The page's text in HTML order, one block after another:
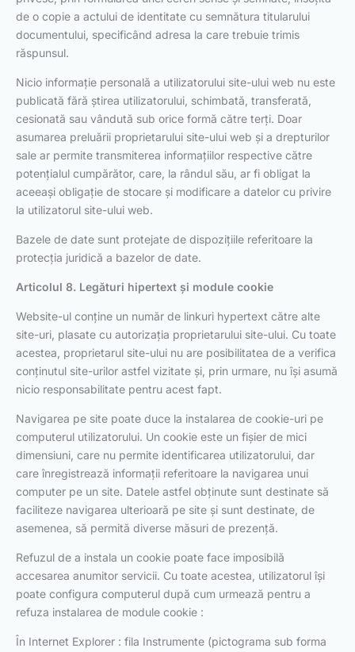
de o copie a actului de identitate cu semnătura titularului
documentului, specificând adresa la care trebuie trimis
răspunsul.
Nicio informație personală a utilizatorului site-ului web nu este
publicată fără știrea utilizatorului, schimbată, transferată,
cesionată sau vândută sub orice formă către terți. Doar
asumarea preluării proprietarului site-ului web și a drepturilor
sale ar permite transmiterea informațiilor respective către
potențialul cumpărător, care, la rândul său, ar fi obligat la
aceeași obligație de stocare și modificare a datelor cu privire
la utilizatorul site-ului web.
Bazele de date sunt protejate de dispozițiile referitoare la
protecția juridică a bazelor de date.
Articolul 8. Legături hipertext și module cookie
Website-ul conține un număr de linkuri hypertext către alte
site-uri, plasate cu autorizația proprietarului site-ului. Cu toate
acestea, proprietarul site-ului nu are posibilitatea de a verifica
conținutul site-urilor astfel vizitate și, prin urmare, nu își asumă
nicio responsabilitate pentru acest fapt.
Navigarea pe site poate duce la instalarea de cookie-uri pe
computerul utilizatorului. Un cookie este un fișier de mici
dimensiuni, care nu permite identificarea utilizatorului, dar
care înregistrează informații referitoare la navigarea unui
computer pe un site. Datele astfel obținute sunt destinate să
faciliteze navigarea ulterioară pe site și sunt destinate, de
asemenea, să permită diverse măsuri de prezență.
Refuzul de a instala un cookie poate face imposibilă
accesarea anumitor servicii. Cu toate acestea, utilizatorul își
poate configura computerul după cum urmează pentru a
refuza instalarea de module cookie :
În Internet Explorer : fila Instrumente (pictograma sub forma